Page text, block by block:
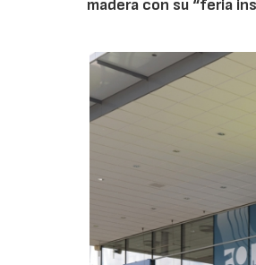
madera con su “feria